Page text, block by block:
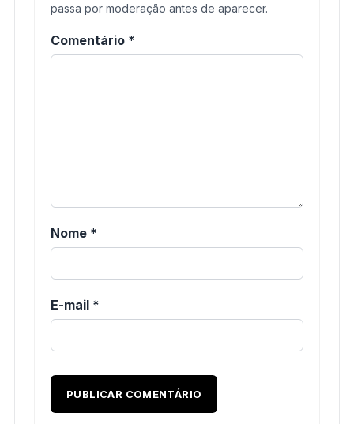
passa por moderação antes de aparecer.
Comentário *
Nome *
E-mail *